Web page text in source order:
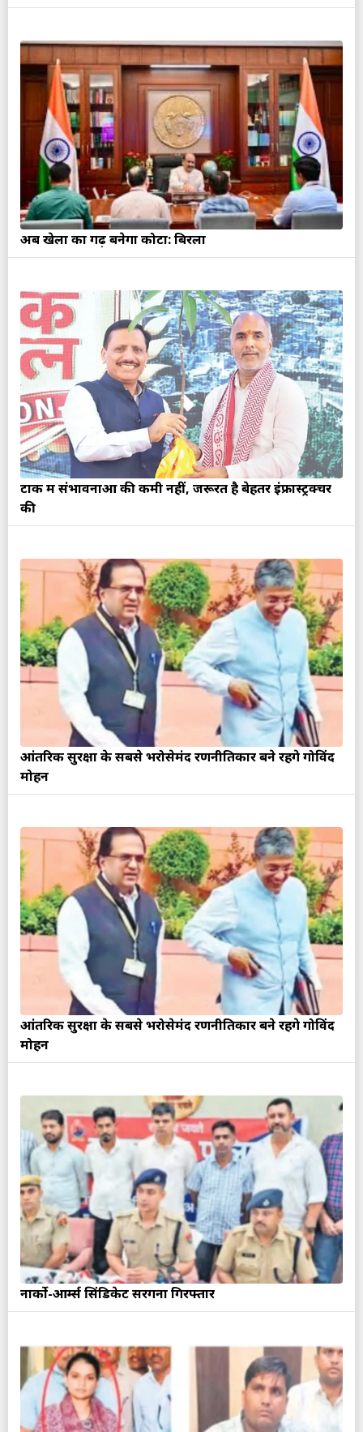
अब खेलों का गढ़ बनेगा कोटा: बिरला
टोंक में संभावनाओं की कमी नहीं, जरूरत है बेहतर इंफ्रास्ट्रक्चर
की
आंतरिक सुरक्षा के सबसे भरोसेमंद रणनीतिकार बने रहेंगे गोविंद
मोहन
आंतरिक सुरक्षा के सबसे भरोसेमंद रणनीतिकार बने रहेंगे गोविंद
मोहन
नार्को-आर्म्स सिंडिकेट सरगना गिरफ्तार